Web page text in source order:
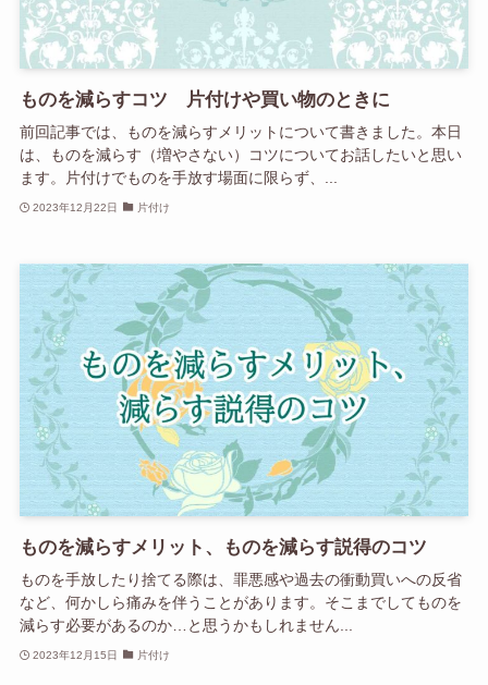
ものを減らすコツ 片付けや買い物のときに
前回記事では、ものを減らすメリットについて書きました。本日
は、ものを減らす（増やさない）コツについてお話したいと思い
ます。片付けでものを手放す場面に限らず、...
2023年12月22日 片付け
ものを減らすメリット、ものを減らす説得のコツ
ものを手放したり捨てる際は、罪悪感や過去の衝動買いへの反省
など、何かしら痛みを伴うことがあります。そこまでしてものを
減らす必要があるのか…と思うかもしれません...
2023年12月15日 片付け